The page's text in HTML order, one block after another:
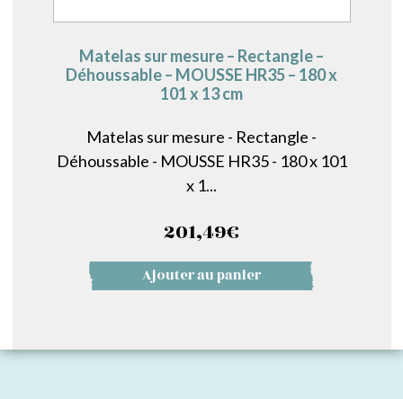
Matelas sur mesure – Rectangle –
Déhoussable – MOUSSE HR35 – 180 x
101 x 13 cm
Matelas sur mesure - Rectangle -
Déhoussable - MOUSSE HR35 - 180 x 101
x 1...
201,49€
Ajouter au panier